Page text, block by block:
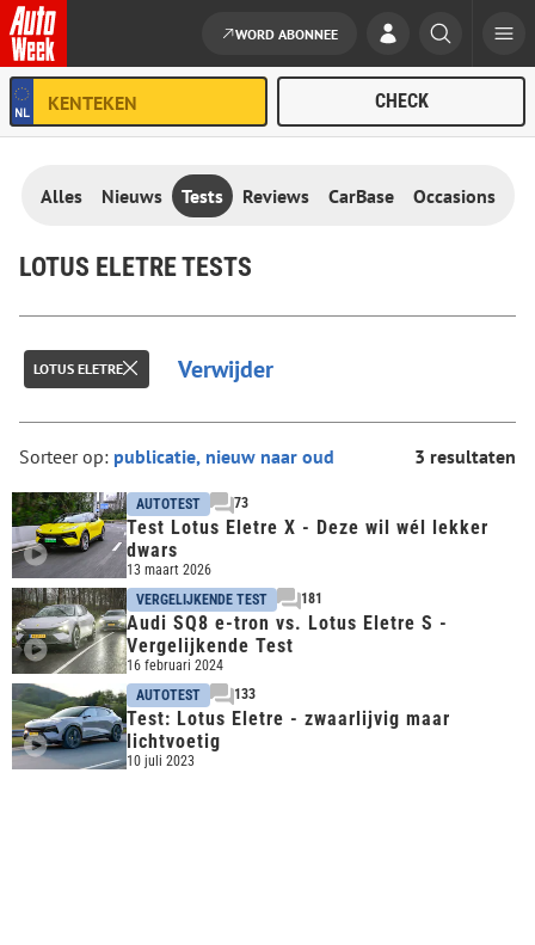
Ga naar de inhoud
WORD ABONNEE
Alles Nieuws Tests Reviews CarBase Occasions
LOTUS ELETRE TESTS
LOTUS ELETRE Verwijder
Sorteer op: 3 resultaten
AUTOTEST 73
Test Lotus Eletre X - Deze wil wél lekker
dwars
13 maart 2026
VERGELIJKENDE TEST
181
Audi SQ8 e-tron vs. Lotus Eletre S -
Vergelijkende Test
16 februari 2024
AUTOTEST
133
Test: Lotus Eletre - zwaarlijvig maar
lichtvoetig
10 juli 2023